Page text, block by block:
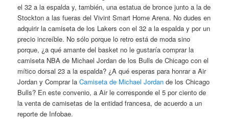
el 32 a la espalda y, también, una estatua de bronce junto a la de
Stockton a las fueras del Vivint Smart Home Arena. No dudes en
adquirir la camiseta de los Lakers con el 32 a la espalda y por un
precio increíble. No sólo porque lo retro está de moda sino
porque, ¿a qué amante del basket no le gustaría comprar la
camiseta NBA de Michael Jordan de los Bulls de Chicago con el
mítico dorsal 23 a la espalda? ¿A qué esperas para honrar a Air
Jordan y Comprar laCamiseta de Michael Jordan de los Chicago
Bulls? En este convenio, a Air le corresponde el 5 por ciento de
la venta de camisetas de la entidad francesa, de acuerdo a un
reporte de Infobae.